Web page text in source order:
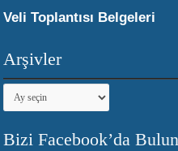
Veli Toplantısı Belgeleri
Arşivler
Arşivler
Bizi Facebook’da Bulun